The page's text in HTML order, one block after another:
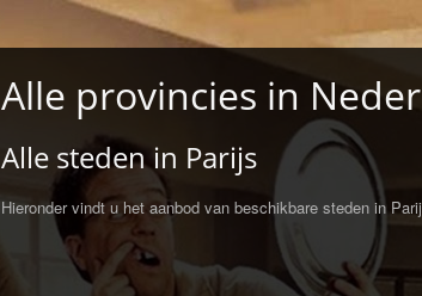
Alle provincies in
Alle steden in Parijs
Hieronder vindt u het aanbod van beschikbare steden in